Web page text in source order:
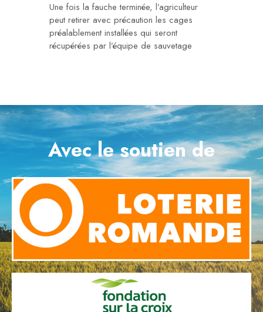
Une fois la fauche terminée, l’agriculteur
peut retirer avec précaution les cages
préalablement installées qui seront
récupérées par l’équipe de sauvetage
Avec le soutien de